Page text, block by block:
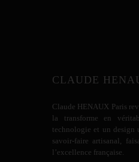
CLAUDE
Claude HENAUX Paris
la transforme en
technologie et un design
savoir-faire artisanal,
l’excellence française.